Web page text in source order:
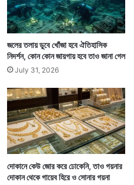
যে মহিলা সাজানো কাহিনি
পর দিন গঞ্জনা শুনতে শুনতে
জলের তলায় ডুবে খোঁজা হবে ঐতিহাসিক
নিদর্শন, কোন কোন জায়গায় হবে তাও জানা গেল
July 31, 2026
দোকানে কেউ জোর করে ঢোকেনি, তাও গয়নার
দোকান থেকে গায়েব হিরে ও সোনার গয়না